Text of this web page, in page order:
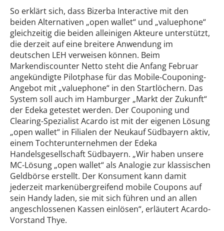
So erklärt sich, dass Bizerba Interactive mit den
beiden Alternativen „open wallet“ und „valuephone“
gleichzeitig die beiden alleinigen Akteure unterstützt,
die derzeit auf eine breitere Anwendung im
deutschen LEH verweisen können. Beim
Markendiscounter Netto steht die Anfang Februar
angekündigte Pilotphase für das Mobile-Couponing-
Angebot mit „valuephone“ in den Startlöchern. Das
System soll auch im Hamburger „Markt der Zukunft“
der Edeka getestet werden. Der Couponing und
Clearing-Spezialist Acardo ist mit der eigenen Lösung
„open wallet“ in Filialen der Neukauf Südbayern aktiv,
einem Tochterunternehmen der Edeka
Handelsgesellschaft Südbayern. „Wir haben unsere
MC-Lösung „open wallet“ als Analogie zur klassischen
Geldbörse erstellt. Der Konsument kann damit
jederzeit markenübergreifend mobile Coupons auf
sein Handy laden, sie mit sich führen und an allen
angeschlossenen Kassen einlösen“, erläutert Acardo-
Vorstand Thye.